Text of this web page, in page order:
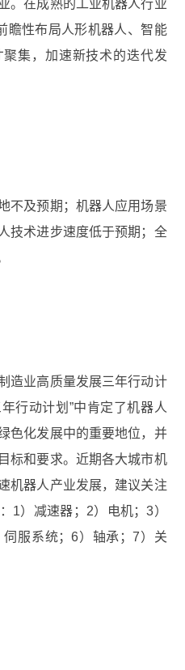
。在成熟的工业机器人行业
瞻性布局人形机器人、智能
集，加速新技术的迭代发
及预期；机器人应用场景
技术进步速度低于预期；全
业高质量发展三年行动计
行动计划”中肯定了机器人
色化发展中的重要地位，并
标和要求。近期各大城市机
机器人产业发展，建议关注
1）减速器；2）电机；3）
服系统；6）轴承；7）关